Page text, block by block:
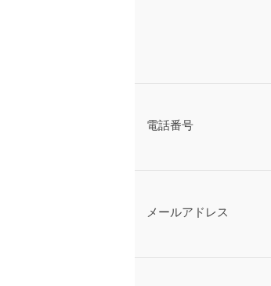
電話番号
メールアドレス